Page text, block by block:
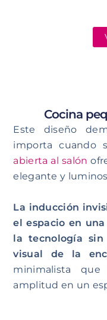
Cocina
Este diseño
importa cuando
abierta al salón
elegante y
La inducción
el espacio en
la tecnología
visual de la
minimalista
amplitud en un